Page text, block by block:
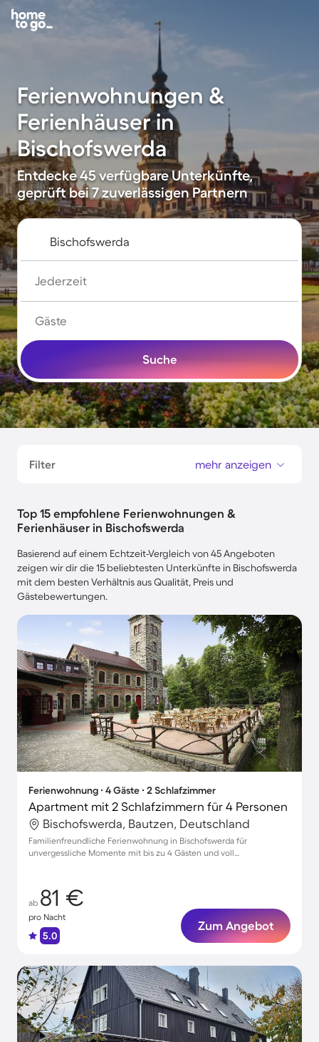
Ferienwohnungen &
Ferienhäuser in
Bischofswerda
Entdecke 45 verfügbare Unterkünfte,
geprüft bei 7 zuverlässigen Partnern
Jederzeit
Gäste
Suche
Filter mehr anzeigen
Top 15 empfohlene Ferienwohnungen &
Ferienhäuser in Bischofswerda
Basierend auf einem Echtzeit-Vergleich von 45 Angeboten
zeigen wir dir die 15 beliebtesten Unterkünfte in Bischofswerda
mit dem besten Verhältnis aus Qualität, Preis und
Gästebewertungen.
Ferienwohnung ∙ 4 Gäste ∙ 2 Schlafzimmer
Apartment mit 2 Schlafzimmern für 4 Personen
Bischofswerda, Bautzen, Deutschland
Familienfreundliche Ferienwohnung in Bischofswerda für
unvergessliche Momente mit bis zu 4 Gästen und voll
ab 81 €
pro Nacht
5.0
Zum Angebot